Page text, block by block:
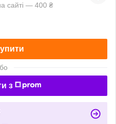
сайті — 400 ₴
з